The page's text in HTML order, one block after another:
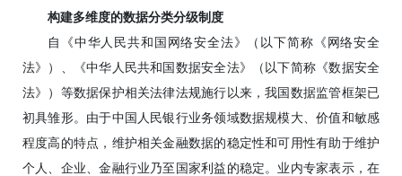
构建多维度的数据分类分级制度
自《中华人民共和国网络安全法》（以下简称《网络安全
法》）、《中华人民共和国数据安全法》（以下简称《数据安全
法》）等数据保护相关法律法规施行以来，我国数据监管框架已
初具雏形。由于中国人民银行业务领域数据规模大、价值和敏感
程度高的特点，维护相关金融数据的稳定性和可用性有助于维护
个人、企业、金融行业乃至国家利益的稳定。业内专家表示，在